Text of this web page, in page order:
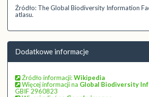
Źródło: The Global Biodiversity Information
atlasu.
Dodatkowe informacje
Źródło informacji:Wikipedia
Więcej informacji na Global Biodiversity
GBIF 2960823